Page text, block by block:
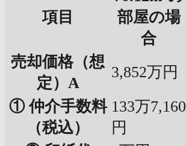
項目
部屋の場
合
売却価格（想
定）A
3,852万円
① 仲介手数料
（税込）
133万7,160
円